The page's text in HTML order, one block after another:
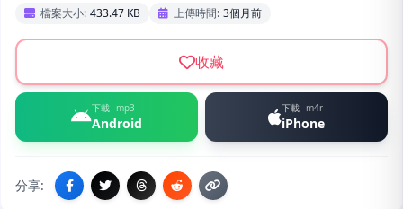
檔案大小: 433.47 KB 上傳時間: 3個月前
收藏
下載 mp3
Android
下載 m4r
iPhone
分享: